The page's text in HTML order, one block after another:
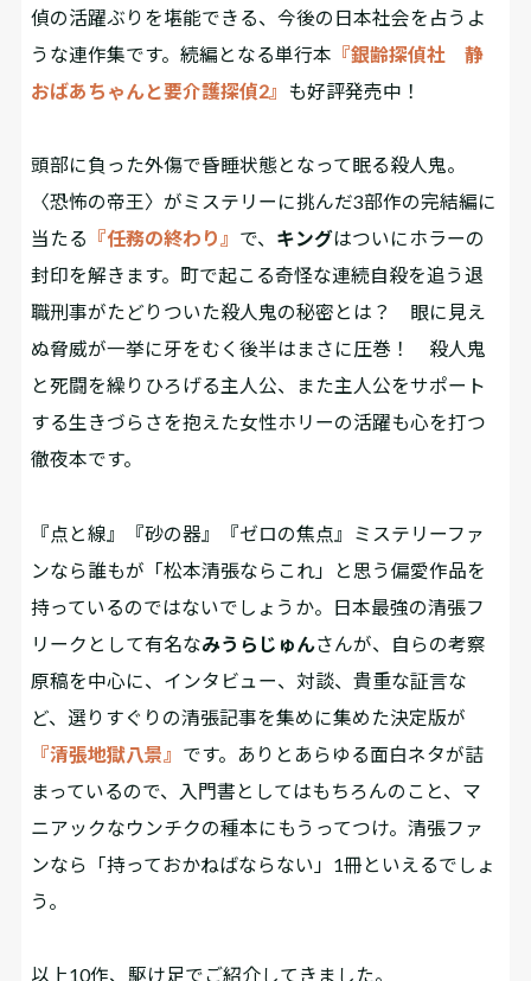
偵の活躍ぶりを堪能できる、今後の日本社会を占うよ
うな連作集です。続編となる単行本 『銀齢探偵社 静
おばあちゃんと要介護探偵2』 も好評発売中！
頭部に負った外傷で昏睡状態となって眠る殺人鬼――。
〈恐怖の帝王〉がミステリーに挑んだ3部作の完結編に
当たる 『任務の終わり』 で、 キングはついにホラーの
封印を解きます。町で起こる奇怪な連続自殺を追う退
職刑事がたどりついた殺人鬼の秘密とは？ 眼に見え
ぬ脅威が一挙に牙をむく後半はまさに圧巻！ 殺人鬼
と死闘を繰りひろげる主人公、また主人公をサポート
する生きづらさを抱えた女性ホリーの活躍も心を打つ
徹夜本です。
『点と線』『砂の器』『ゼロの焦点』――ミステリーファ
ンなら誰もが「松本清張ならこれ」と思う偏愛作品を
持っているのではないでしょうか。日本最強の清張フ
リークとして有名なみうらじゅんさんが、自らの考察
原稿を中心に、インタビュー、対談、貴重な証言な
ど、選りすぐりの清張記事を集めに集めた決定版が
『清張地獄八景』 です。ありとあらゆる面白ネタが詰
まっているので、入門書としてはもちろんのこと、マ
ニアックなウンチクの種本にもうってつけ。清張ファ
ンなら「持っておかねばならない」1冊といえるでしょ
う。
以上10作、駆け足でご紹介してきました。